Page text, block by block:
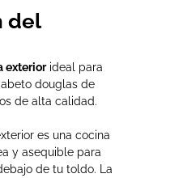
del
exteriorideal para
douglas de
de alta calidad.
es una cocina
y asequible para
de tu toldo. La